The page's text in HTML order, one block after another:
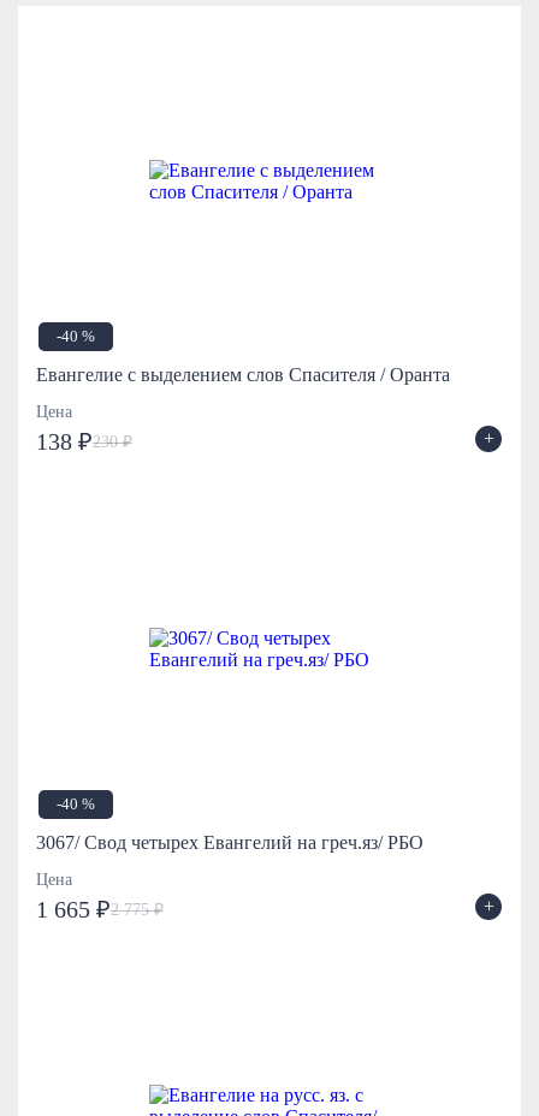
-40 %
Евангелие с выделением слов Спасителя / Оранта
Цена
138 ₽230 ₽ +
-40 %
3067/ Свод четырех Евангелий на греч.яз/ РБО
Цена
1 665 ₽2 775 ₽ +